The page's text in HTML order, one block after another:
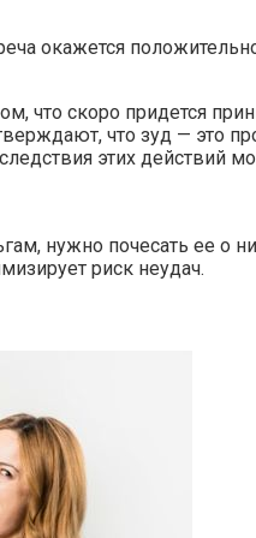
окажется
что скоро придется
что зуд — это
этих действий
нужно почесать ее о
риск неудач.